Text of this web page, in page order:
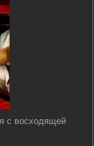
с восходящей